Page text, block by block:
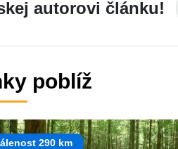
autorovi článku!
poblíž
290 km